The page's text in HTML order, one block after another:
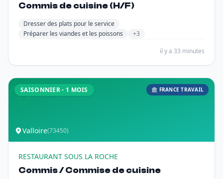
Commis de cuisine (H/F)
Dresser des plats pour le service
Préparer les viandes et les poissons
+3
il y a 33 minutes
SAISONNIER - 1 MOIS 🏛️ FRANCE TRAVAIL
Valloire(73450)
RESTAURANT SOUS LA ROCHE
Commis / Commise de cuisine